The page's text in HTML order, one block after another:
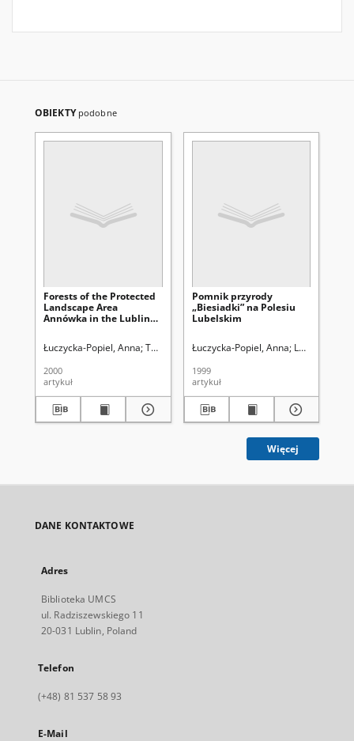
OBIEKTY podobne
Forests of the Protected
Landscape Area
Annówka in the Lublin
Łuczycka-Popiel, Anna Tukiendorf, Anna. Red.
2000
artykuł
Pomnik przyrody
„Biesiadki” na Polesiu
Lubelskim
Łuczycka-Popiel, Anna Lorkiewicz,
1999
artykuł
Więcej
DANE KONTAKTOWE
Adres
Biblioteka UMCS
ul. Radziszewskiego 11
20-031 Lublin, Poland
Telefon
(+48) 81 537 58 93
E-Mail